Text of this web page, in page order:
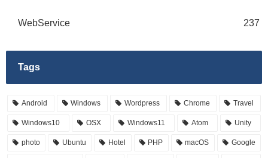
WebService 237
Tags
Android Windows Wordpress Chrome Travel
Windows10 OSX Windows11 Atom Unity
photo Ubuntu Hotel PHP macOS Google